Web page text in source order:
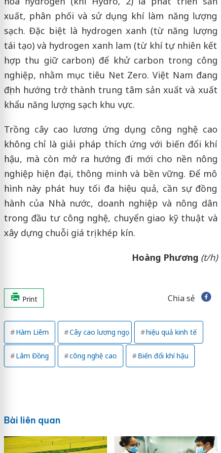
xuất, phân phối và sử dụng khí làm năng lượng
sạch. Đặc biệt là hydrogen xanh (từ năng lượng
tái tạo) và hydrogen xanh lam (từ khí tự nhiên kết
hợp thu giữ carbon) để khử carbon trong công
nghiệp, nhằm mục tiêu Net Zero. Việt Nam đang
định hướng trở thành trung tâm sản xuất và xuất
khẩu năng lượng sạch khu vực.
Trồng cây cao lương ứng dụng công nghệ cao
không chỉ là giải pháp thích ứng với biến đổi khí
hậu, mà còn mở ra hướng đi mới cho nền nông
nghiệp hiện đại, thông minh và bền vững. Để mô
hình này phát huy tối đa hiệu quả, cần sự đồng
hành của Nhà nước, doanh nghiệp và nông dân
trong đầu tư công nghệ, chuyển giao kỹ thuật và
xây dựng chuỗi giá trị khép kín.
Hoàng Phương (t/h)
Print Chia sẻ
Hàm Liêm Cây cao lương ngọ hiệu quả kinh tế
Lâm Đồng công nghệ cao Biến đổi khí hậu
Bài liên quan